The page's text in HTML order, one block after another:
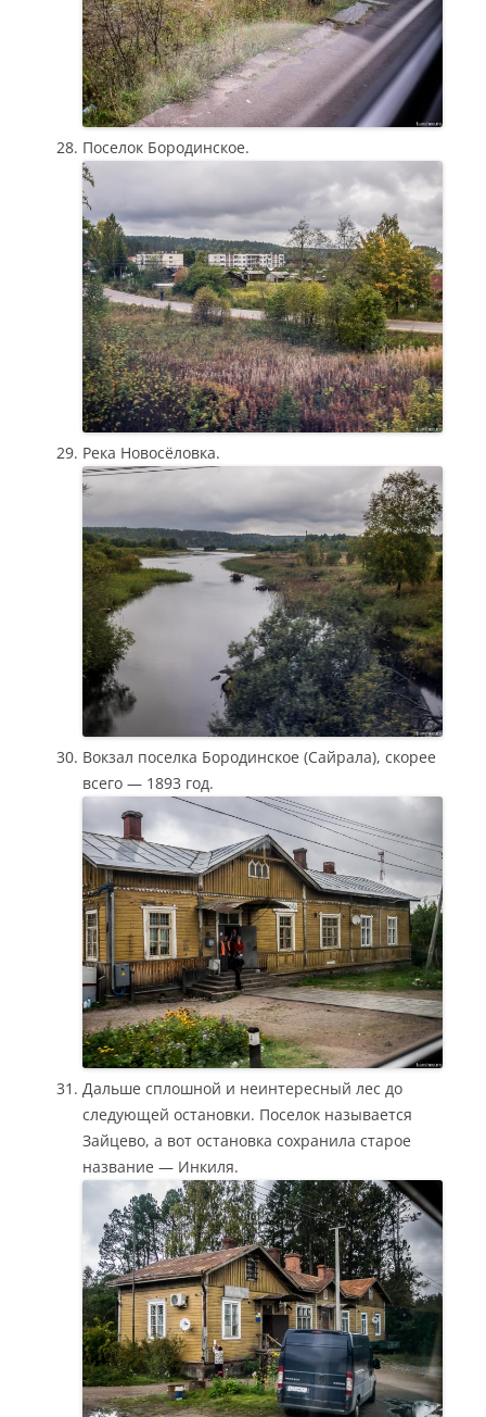
Поселок Бородинское.
Река Новосёловка.
Вокзал поселка Бородинское (Сайрала), скорее
всего — 1893 год.
Дальше сплошной и неинтересный лес до
следующей остановки. Поселок называется
Зайцево, а вот остановка сохранила старое
название — Инкиля.